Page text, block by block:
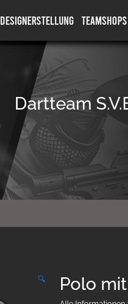
DESIGNERSTELLUNG TEAMSHOPS
Dartteam
🔍 Polo